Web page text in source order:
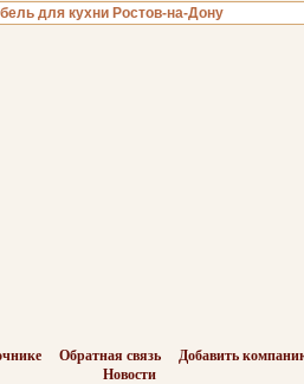
для кухни Ростов-на-Дону
Обратная связь
Добавить
Новости